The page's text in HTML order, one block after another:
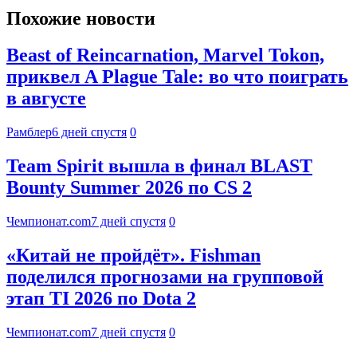
Похожие новости
Beast of Reincarnation, Marvel Tokon,
приквел A Plague Tale: во что поиграть
в августе
Рамблер6 дней спустя 0
Team Spirit вышла в финал BLAST
Bounty Summer 2026 по CS 2
Чемпионат.com7 дней спустя 0
«Китай не пройдёт». Fishman
поделился прогнозами на групповой
этап TI 2026 по Dota 2
Чемпионат.com7 дней спустя 0